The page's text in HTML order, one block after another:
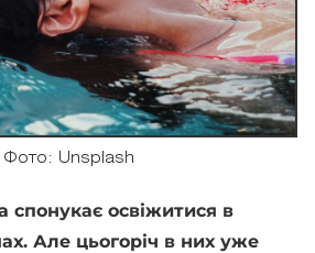
Фото: Unsplash
спонукає освіжитися в
Але цьогоріч в них уже